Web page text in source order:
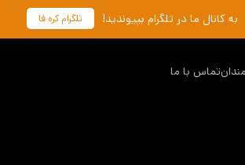
به کانال ما در تلگرام بپیوندید! تلگرام کره فا
تماس با ما